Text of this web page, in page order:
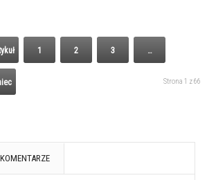
1 2 3 …
Strona 1 z 66
KOMENTARZE